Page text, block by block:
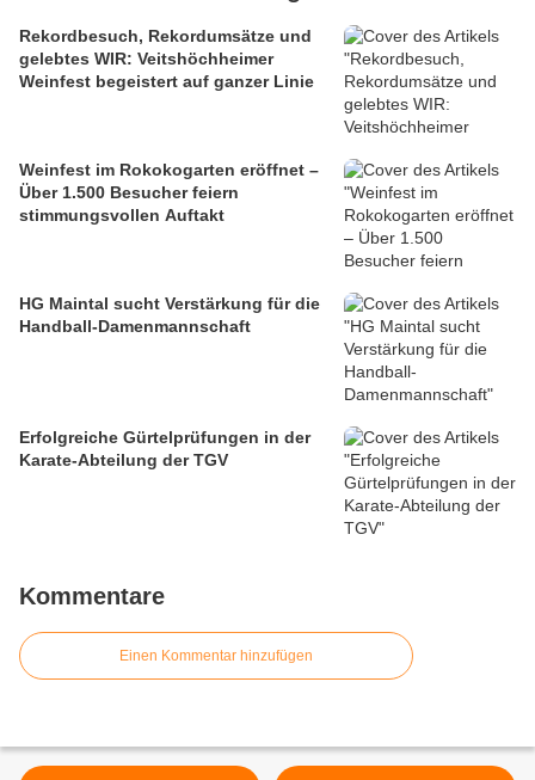
Rekordbesuch, Rekordumsätze und
gelebtes WIR: Veitshöchheimer
Weinfest begeistert auf ganzer Linie
Weinfest im Rokokogarten eröffnet –
Über 1.500 Besucher feiern
stimmungsvollen Auftakt
HG Maintal sucht Verstärkung für die
Handball-Damenmannschaft
Erfolgreiche Gürtelprüfungen in der
Karate-Abteilung der TGV
Kommentare
Einen Kommentar hinzufügen